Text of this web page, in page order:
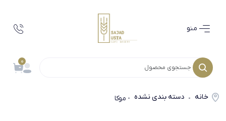
0
خانه - دسته بندی نشده - موکا